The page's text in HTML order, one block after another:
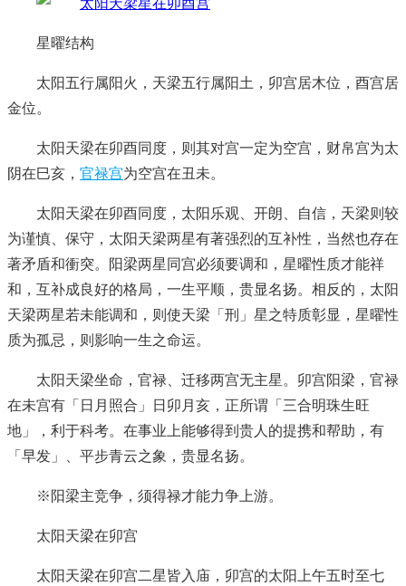
星曜结构
太阳五行属阳火，天梁五行属阳土，卯宫居木位，酉宫居
金位。
太阳天梁在卯酉同度，则其对宫一定为空宫，财帛宫为太
阴在巳亥， 官禄宫为空宫在丑未。
太阳天梁在卯酉同度，太阳乐观、开朗、自信，天梁则较
为谨慎、保守，太阳天梁两星有著强烈的互补性，当然也存在
著矛盾和衝突。阳梁两星同宫必须要调和，星曜性质才能祥
和，互补成良好的格局，一生平顺，贵显名扬。相反的，太阳
天梁两星若未能调和，则使天梁「刑」星之特质彰显，星曜性
质为孤忌，则影响一生之命运。
太阳天梁坐命，官禄、迁移两宫无主星。卯宫阳梁，官禄
在未宫有「日月照合」日卯月亥，正所谓「三合明珠生旺
地」，利于科考。在事业上能够得到贵人的提携和帮助，有
「早发」、平步青云之象，贵显名扬。
※阳梁主竞争，须得禄才能力争上游。
太阳天梁在卯宫
太阳天梁在卯宫二星皆入庙，卯宫的太阳上午五时至七